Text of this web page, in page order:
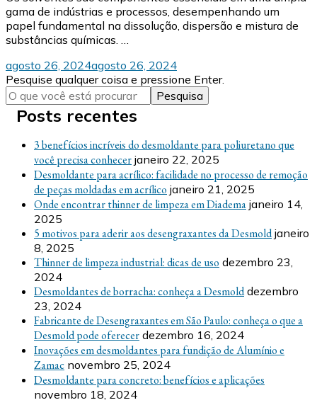
gama de indústrias e processos, desempenhando um
papel fundamental na dissolução, dispersão e mistura de
substâncias químicas. …
agosto 26, 2024agosto 26, 2024
Procurando
algo?
Pesquise qualquer coisa e pressione Enter.
Posts recentes
3 benefícios incríveis do desmoldante para poliuretano que
você precisa conhecer janeiro 22, 2025
Desmoldante para acrílico: facilidade no processo de remoção
de peças moldadas em acrílico janeiro 21, 2025
Onde encontrar thinner de limpeza em Diadema janeiro 14,
2025
5 motivos para aderir aos desengraxantes da Desmold janeiro
8, 2025
Thinner de limpeza industrial: dicas de uso dezembro 23,
2024
Desmoldantes de borracha: conheça a Desmold dezembro
23, 2024
Fabricante de Desengraxantes em São Paulo: conheça o que a
Desmold pode oferecer dezembro 16, 2024
Inovações em desmoldantes para fundição de Alumínio e
Zamac novembro 25, 2024
Desmoldante para concreto: benefícios e aplicações
novembro 18, 2024